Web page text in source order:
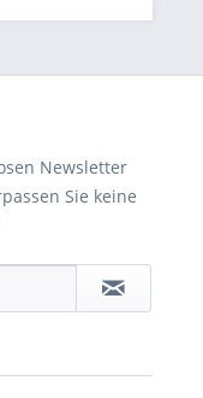
Newsletter
Sie keine